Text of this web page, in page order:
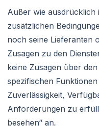
Außer wie ausdrücklich
zusätzlichen
noch seine Lieferanten
Zusagen zu den
keine Zusagen über
spezifischen
Zuverlässigkeit,
Anforderungen zu
besehen“ an.